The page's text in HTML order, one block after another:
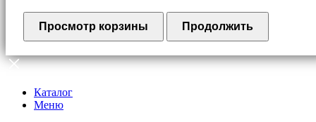
Просмотр корзины Продолжить
Каталог
Меню